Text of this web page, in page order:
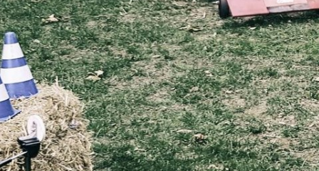
Verantwortungsbewusstsein
Heiraten & Feiern im Feststadl